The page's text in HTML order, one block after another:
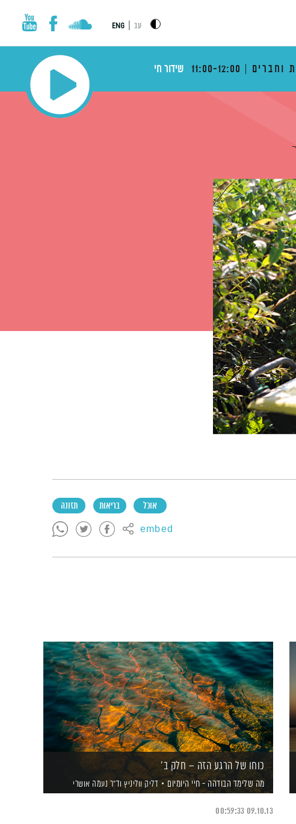
עב ENG
וחברים 11:00-12:00 שידור חי
אוכל בריאות תזונה
embed
כוחו של הרגע הזה – חלק ב'
מה שלימד הבודהה - חיי היומיום דליק ווליניץוד"ר נעמה אושרי
09.10.13
00:59:33